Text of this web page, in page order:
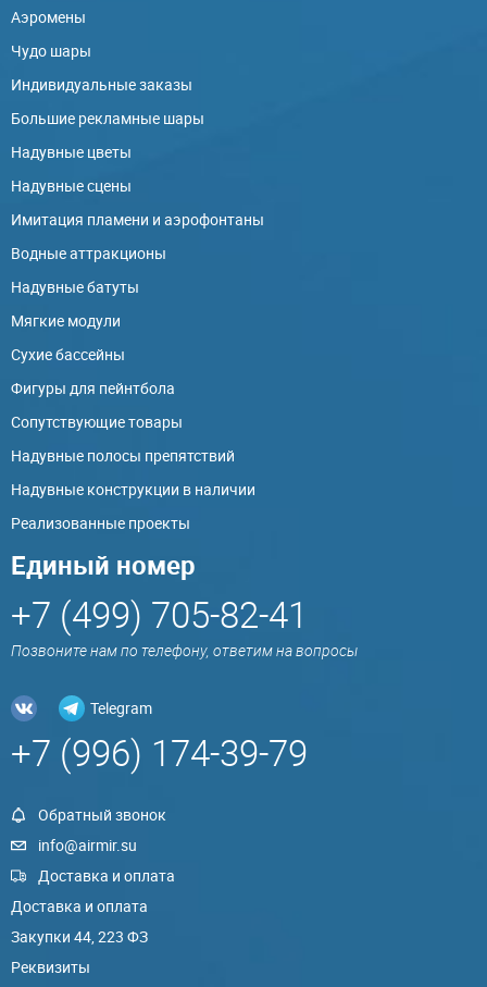
Аэромены
Чудо шары
Индивидуальные заказы
Большие рекламные шары
Надувные цветы
Надувные сцены
Имитация пламени и аэрофонтаны
Водные аттракционы
Надувные батуты
Мягкие модули
Сухие бассейны
Фигуры для пейнтбола
Сопутствующие товары
Надувные полосы препятствий
Надувные конструкции в наличии
Реализованные проекты
Единый номер
+7 (499) 705-82-41
Позвоните нам по телефону, ответим на вопросы
Telegram
+7 (996) 174-39-79
Обратный звонок
info@airmir.su
Доставка и оплата
Доставка и оплата
Закупки 44, 223 ФЗ
Реквизиты